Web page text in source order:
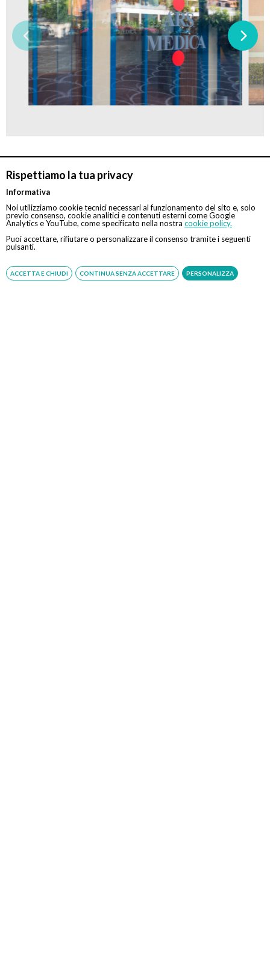
Rispettiamo la tua privacy
Informativa
Noi utilizziamo cookie tecnici necessari al funzionamento del sito e, solo
previo consenso, cookie analitici e contenuti esterni come Google
Analytics e YouTube, come specificato nella nostra cookie policy.
Puoi accettare, rifiutare o personalizzare il consenso tramite i seguenti
pulsanti.
ACCETTA E CHIUDI CONTINUA SENZA ACCETTARE PERSONALIZZA
CONTATTI